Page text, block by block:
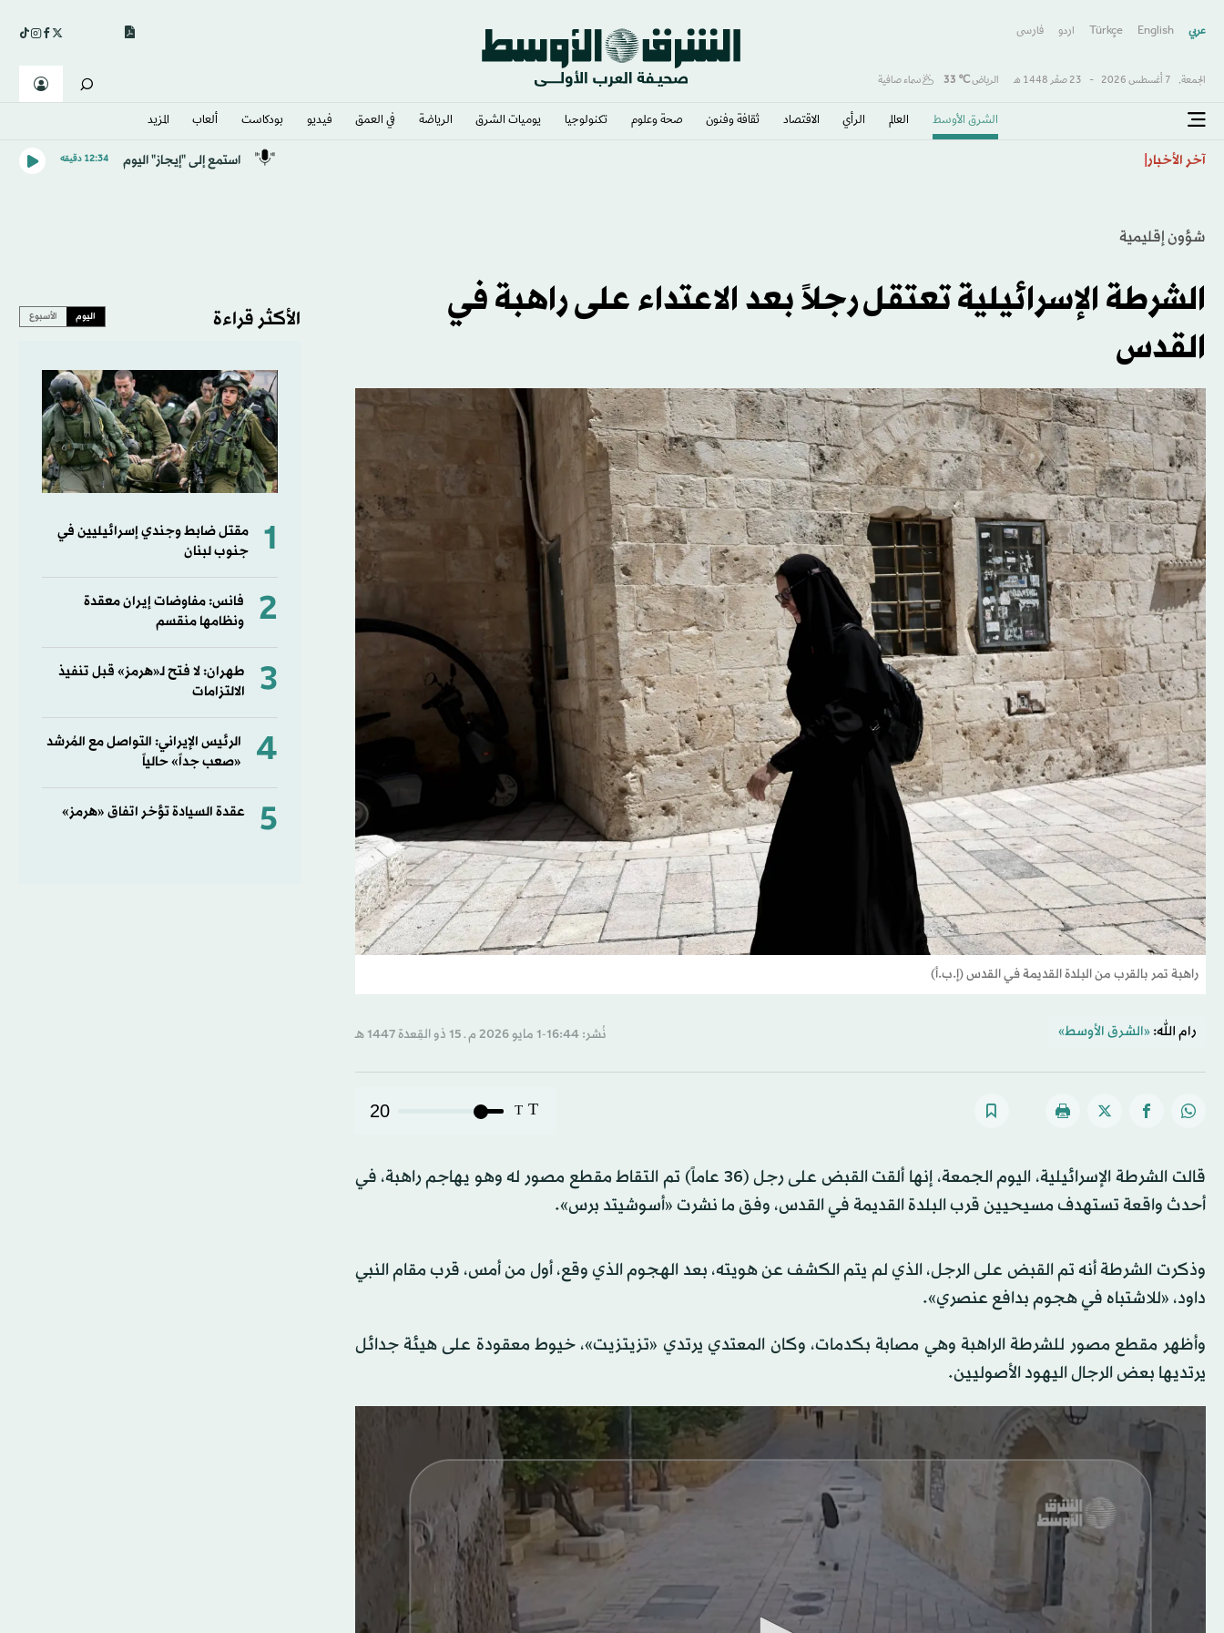
عربي English
Türkçe اردو فارسى
الجمعة, 7 أغسطس 2026 - 23 صفَر 1448 هـ الرياض℃
33 سماء صافية
الشرق الأوسط​ العالم الرأي الاقتصاد ثقافة وفنون صحة وعلوم تكنولوجيا يوميات الشرق​ الرياضة في العمق فيديو بودكاست ألعاب المزيد
آخر الأخبار استمع إلى "إيجاز" اليوم 12:34 دقيقه
شؤون إقليمية
الشرطة الإسرائيلية تعتقل رجلاً بعد الاعتداء على راهبة في
القدس
راهبة تمر بالقرب من البلدة القديمة في القدس (إ.ب.أ)
رام الله: «الشرق الأوسط» نُشر: 16:44-1 مايو 2026 م ـ 15 ذو القِعدة 1447 هـ
T
T
20
قالت الشرطة الإسرائيلية، اليوم الجمعة، إنها ألقت القبض على رجل (36 عاماً) تم التقاط مقطع مصور له وهو يهاجم راهبة، في
أحدث واقعة تستهدف مسيحيين قرب البلدة القديمة في القدس، وفق ما نشرت «أسوشيتد برس».
وذكرت الشرطة أنه تم القبض على الرجل، الذي لم يتم الكشف عن هويته، بعد الهجوم الذي وقع، أول من أمس، قرب مقام النبي
داود، «للاشتباه في هجوم بدافع عنصري».
وأظهر مقطع مصور للشرطة الراهبة وهي مصابة بكدمات، وكان المعتدي يرتدي «تزيتزيت»، خيوط معقودة على هيئة جدائل
يرتديها بعض الرجال اليهود الأصوليين.
الأكثر قراءة اليوم الأسبوع
1
مقتل ضابط وجندي إسرائيليين في
جنوب لبنان
2
فانس: مفاوضات إيران معقدة
ونظامها منقسم
3
طهران: لا فتح لـ«هرمز» قبل تنفيذ
الالتزامات
4
الرئيس الإيراني: التواصل مع المُرشد
«صعب جداً» حالياً
5 عقدة السيادة تؤخر اتفاق «هرمز»